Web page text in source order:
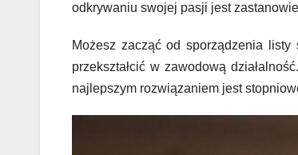
odkrywaniu swojej pasji jest
Możesz zacząć od sporządzenia listy
przekształcić w zawodową
najlepszym rozwiązaniem jest